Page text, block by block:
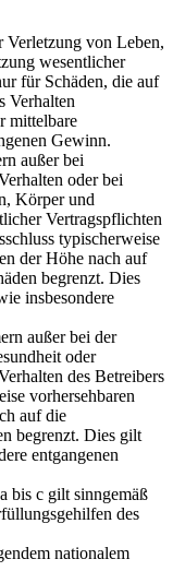
Verletzung von Leben,
wesentlicher
für Schäden, die auf
Verhalten
mittelbare
Gewinn.
außer bei
oder bei
Körper und
Vertragspflichten
typischerweise
der Höhe nach auf
begrenzt. Dies
insbesondere
außer bei der
oder
des Betreibers
vorhersehbaren
auf die
begrenzt. Dies gilt
entgangenen
bis c gilt sinngemäß
des
nationalem